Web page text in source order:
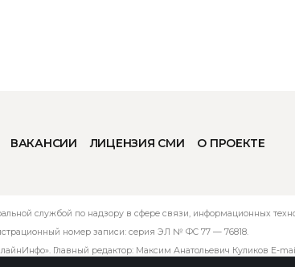
ВАКАНСИИ ЛИЦЕНЗИЯ СМИ О ПРОЕКТЕ
службой по надзору в сфере связи, информационных
номер записи: серия ЭЛ № ФС 77 — 76818.
Главный редактор: Максим Анатольевич Куликов E-